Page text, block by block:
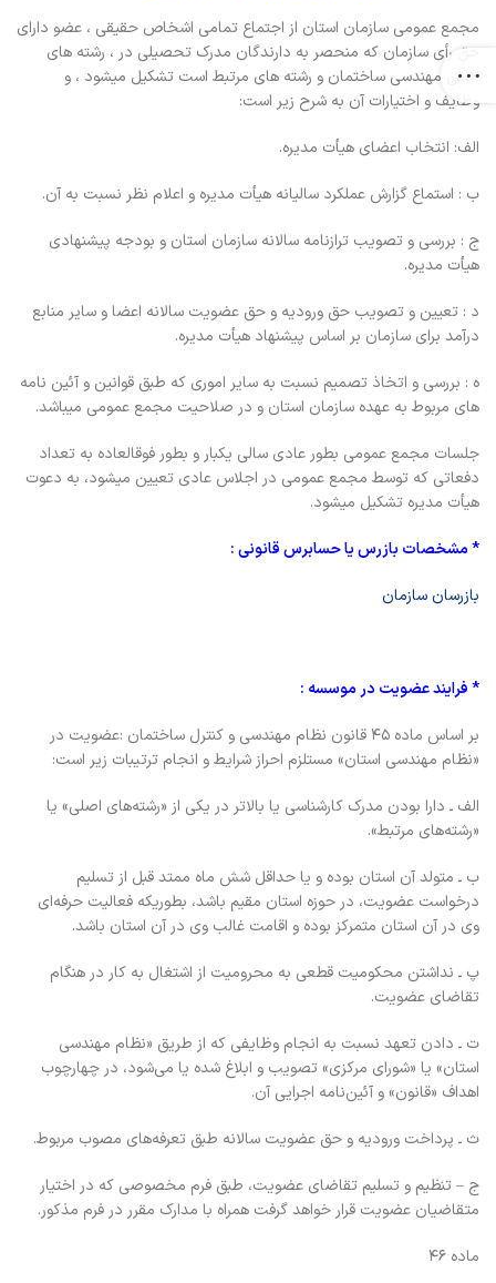
مجمع عمومی سازمان استان از اجتماع تمامی اشخاص حقیقی ، عضو دارای
حق رأی سازمان که منحصر به دارندگان مدرک تحصیلی در ، رشته های
اصلی مهندسی ساختمان و رشته های مرتبط است تشکیل میشود ، و
وظایف و اختیارات آن به شرح زیر است:
الف: انتخاب اعضای هیأت مدیره.
ب : استماع گزارش عملکرد سالیانه هیأت مدیره و اعلام نظر نسبت به آن.
ج : بررسی و تصویب ترازنامه سالانه سازمان استان و بودجه پیشنهادی
هیأت مدیره.
د : تعیین و تصویب حق ورودیه و حق عضویت سالانه اعضا و سایر منابع
درآمد برای سازمان بر اساس پیشنهاد هیأت مدیره.
ه : بررسی و اتخاذ تصمیم نسبت به سایر اموری که طبق قوانین و آئین نامه
های مربوط به عهده سازمان استان و در صلاحیت مجمع عمومی میباشد.
جلسات مجمع عمومی بطور عادی سالی یکبار و بطور فوقالعاده به تعداد
دفعاتی که توسط مجمع عمومی در اجلاس عادی تعیین میشود، به دعوت
هیأت مدیره تشکیل میشود.
* مشخصات بازرس یا حسابرس قانونی :
بازرسان سازمان
* فرایند عضویت در موسسه :
بر اساس ماده ۴۵ قانون نظام مهندسی و کنترل ساختمان :عضویت در
«نظام مهندسی استان» مستلزم احراز شرایط و انجام ترتیبات زیر است:
الف ـ دارا بودن مدرک کارشناسی یا بالاتر در یکی از «رشته‌های اصلی» یا
«رشته‌های مرتبط».
ب ـ متولد آن استان بوده و یا حداقل شش ماه ممتد قبل از تسلیم
درخواست عضویت،‌ در حوزه استان مقیم باشد، بطوریکه فعالیت حرفه‌ای
وی در آن استان متمرکز بوده و اقامت غالب وی در آن استان باشد.
پ ـ نداشتن محکومیت قطعی به محرومیت از اشتغال به کار در هنگام
تقاضای عضویت.
ت ـ دادن تعهد نسبت به انجام وظایفی که از طریق «نظام مهندسی
استان» یا «شورای مرکزی» تصویب و ابلاغ شده یا می‌شود، در چهارچوب
اهداف «قانون» و آئین‌نامه اجرایی آن.
ث ـ پرداخت ورودیه و حق عضویت سالانه طبق تعرفه‌های مصوب مربوط.
ج – تنظیم و تسلیم تقاضای عضویت، طبق فرم مخصوصی که در اختیار
متقاضیان عضویت قرار خواهد گرفت همراه با مدارک مقرر در فرم مذکور.
ماده ۴۶